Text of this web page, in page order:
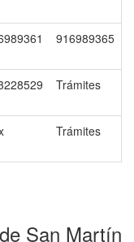
916989365
Trámites
Trámites
San Martín